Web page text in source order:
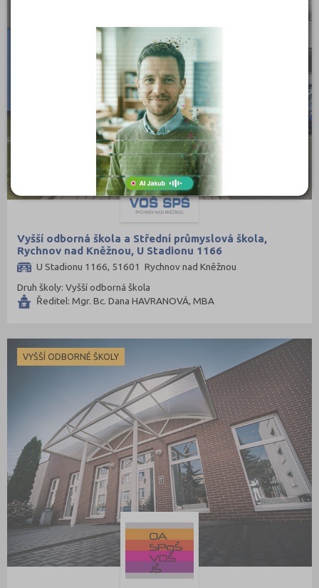
Vyšší odborná škola a Střední průmyslová škola,
Rychnov nad Kněžnou, U Stadionu 1166
U Stadionu 1166, 51601 Rychnov nad Kněžnou
Druh školy: Vyšší odborná škola
Ředitel: Mgr. Bc. Dana HAVRANOVÁ, MBA
VYŠŠÍ ODBORNÉ ŠKOLY